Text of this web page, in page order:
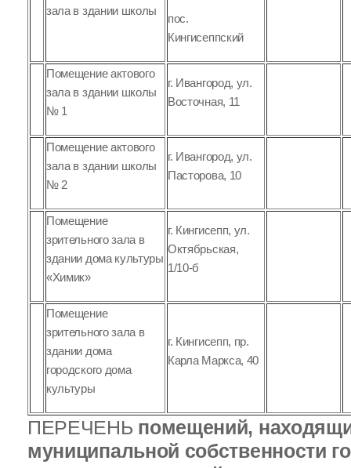
зала в здании школы
пос.
Кингисеппский
Помещение актового
зала в здании школы
№ 1
г. Ивангород, ул.
Восточная, 11
Помещение актового
зала в здании школы
№ 2
г. Ивангород, ул.
Пасторова, 10
Помещение
зрительного зала в
здании дома культуры
«Химик»
г. Кингисепп, ул.
Октябрьская,
1/10-б
Помещение
зрительного зала в
здании дома
городского дома
культуры
г. Кингисепп, пр.
Карла Маркса, 40
ПЕРЕЧЕНЬ помещений,
муниципальной собственности